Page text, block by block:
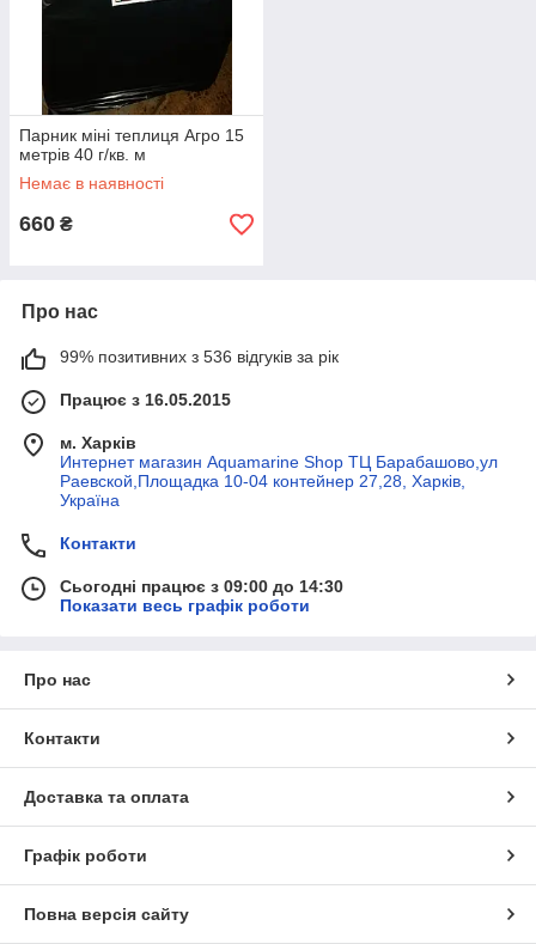
Парник міні теплиця Агро 15
метрів 40 г/кв. м
Немає в наявності
660 ₴
Про нас
99% позитивних з 536 відгуків за рік
Працює з 16.05.2015
м. Харків
Интернет магазин Aquamarine Shop ТЦ Барабашово,ул
Раевской,Площадка 10-04 контейнер 27,28, Харків,
Україна
Контакти
Сьогодні працює з 09:00 до 14:30
Показати весь графік роботи
Про нас
Контакти
Доставка та оплата
Графік роботи
Повна версія сайту